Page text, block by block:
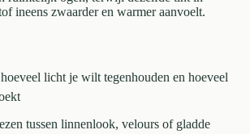
ineens zwaarder en warmer aanvoelt.
licht je wilt tegenhouden en hoeveel
tussen linnenlook, velours of gladde